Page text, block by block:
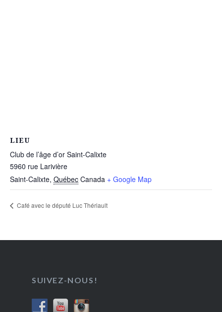
LIEU
Club de l’âge d’or Saint-Calixte
5960 rue Larivière
Saint-Calixte, Québec Canada + Google Map
Café avec le député Luc Thériault
SUIVEZ-NOUS!